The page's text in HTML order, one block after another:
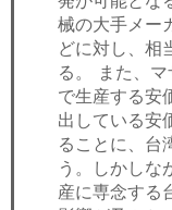
械の大手メー
どに対し、相
る。 また、
で生産する安
出している安
ることに、台
う。しかしな
産に専念する